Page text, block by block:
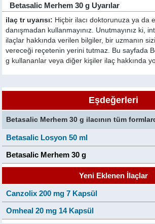
Betasalic Merhem 30 g Uyarılar
ilaç tr uyarısı: Hiçbir ilacı doktorunuza ya da
danışmadan kullanmayınız. Unutmayınız ki,
ilaçlar hakkında verilen bilgiler, bir uzmanın
vereceği reçetenin yerini tutmaz. Bu sayfada
g kullananlar veya diğer kişiler ilaç hakkında
Eşdeğerleri
Betasalic Merhem 30 g ilacının tüm
Betasalic Losyon 50 ml
Betasalic Merhem 30 g
Yeni Eklenen İlaçlar
Canzolix 200 mg 7 Kapsül
Omheal 20 mg 14 Kapsül